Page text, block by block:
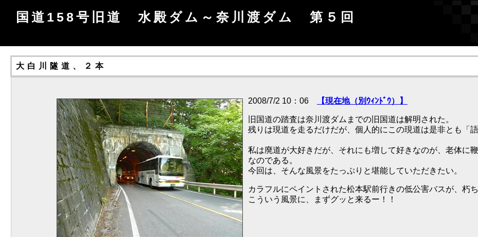
国道158号旧道 水殿ダム～奈川渡ダム 第５回
大白川隧道、２本
2008/7/2 10：06 【現在地（別ｳｨﾝﾄﾞｳ）】
旧国道の踏査は奈川渡ダムまでの旧国道は解明された。
残りは現道を走るだけだが、個人的にこの現道は是非とも「
私は廃道が大好きだが、それにも増して好きなのが、老体に
なのである。
今回は、そんな風景をたっぷりと堪能していただきたい。
カラフルにペイントされた松本駅前行きの低公害バスが、朽
こういう風景に、まずグッと来るー！！